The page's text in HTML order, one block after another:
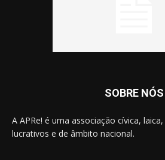
SOBRE NÓS
A APRe! é uma associação cívica,
lucrativos e de âmbito nacional.